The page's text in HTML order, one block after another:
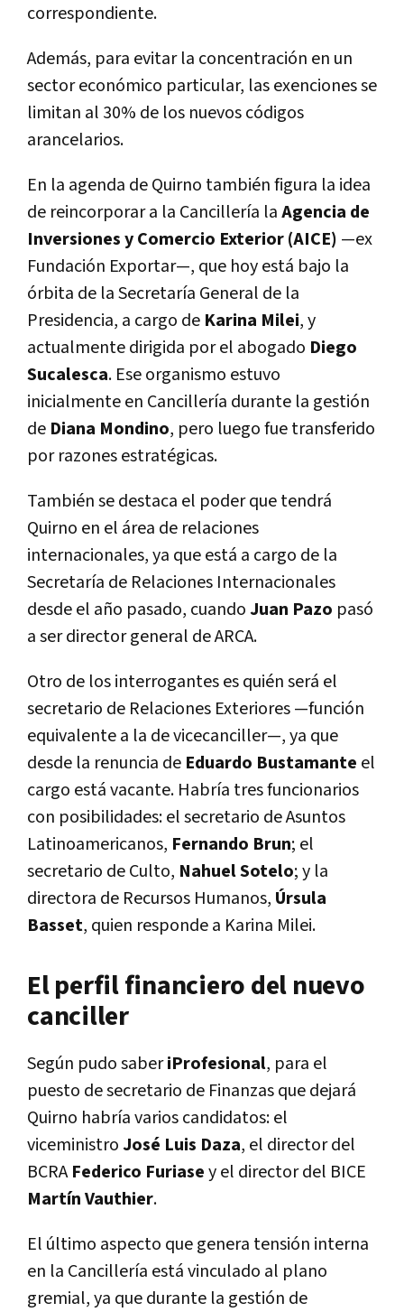
correspondiente.
Además, para evitar la concentración en un
sector económico particular, las exenciones se
limitan al 30% de los nuevos códigos
arancelarios.
En la agenda de Quirno también figura la idea
de reincorporar a la Cancillería laAgencia de
Inversiones y Comercio Exterior (AICE) —ex
Fundación Exportar—, que hoy está bajo la
órbita de la Secretaría General de la
Presidencia, a cargo de Karina Milei, y
actualmente dirigida por el abogado Diego
Sucalesca. Ese organismo estuvo
inicialmente en Cancillería durante la gestión
de Diana Mondino, pero luego fue transferido
por razones estratégicas.
También se destaca el poder que tendrá
Quirno en el área de relaciones
internacionales, ya que está a cargo de la
Secretaría de Relaciones Internacionales
desde el año pasado, cuandoJuan Pazo pasó
a ser director general de ARCA.
Otro de los interrogantes es quién será el
secretario de Relaciones Exteriores —función
equivalente a la de vicecanciller—, ya que
desde la renuncia de Eduardo Bustamante el
cargo está vacante. Habría tres funcionarios
con posibilidades: el secretario de Asuntos
Latinoamericanos, Fernando Brun; el
secretario de Culto, Nahuel Sotelo; y la
directora de Recursos Humanos, Úrsula
Basset, quien responde a Karina Milei.
El perfil financiero del nuevo
canciller
Según pudo saberiProfesional, para el
puesto de secretario de Finanzas que dejará
Quirno habría varios candidatos: el
viceministroJosé Luis Daza, el director del
BCRAFederico Furiasey el director del BICE
Martín Vauthier.
El último aspecto que genera tensión interna
en la Cancillería está vinculado al plano
gremial, ya que durante la gestión de